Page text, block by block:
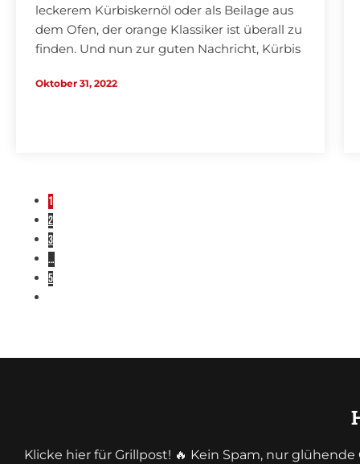
leckerem Kürbiskernöl oder als Beilage aus
dem Ofen, der orange Klassiker ist überall zu
finden. Und nun zur guten Nachricht, Kürbis
Mit…
Oktober 31, 2022
1
2
3
…
5
Klicke hier für Grillpost! 🔥 Kein Spam, nur